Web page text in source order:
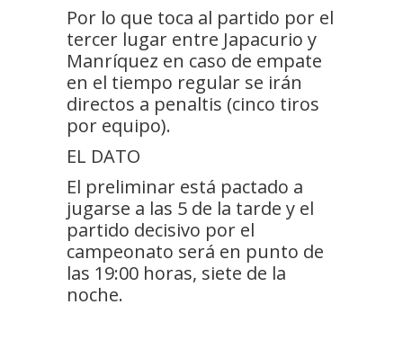
Por lo que toca al partido por el
tercer lugar entre Japacurio y
Manríquez en caso de empate
en el tiempo regular se irán
directos a penaltis (cinco tiros
por equipo).
EL DATO
El preliminar está pactado a
jugarse a las 5 de la tarde y el
partido decisivo por el
campeonato será en punto de
las 19:00 horas, siete de la
noche.